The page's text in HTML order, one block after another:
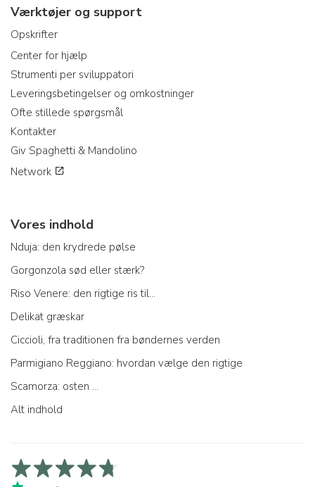
Værktøjer og support
Opskrifter
Center for hjælp
Strumenti per sviluppatori
Leveringsbetingelser og omkostninger
Ofte stillede spørgsmål
Kontakter
Giv Spaghetti & Mandolino
Network
Vores indhold
Nduja: den krydrede pølse
Gorgonzola sød eller stærk?
Riso Venere: den rigtige ris til...
Delikat græskar
Ciccioli, fra traditionen fra bøndernes verden
Parmigiano Reggiano: hvordan vælge den rigtige
Scamorza: osten ...
Alt indhold